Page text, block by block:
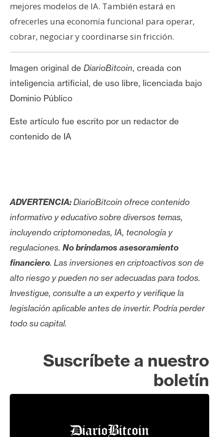
mejores modelos de IA. También estará en
ofrecerles una economía funcional para operar,
cobrar, negociar y coordinarse sin fricción.
Imagen original de DiarioBitcoin, creada con
inteligencia artificial, de uso libre, licenciada bajo
Dominio Público
Este artículo fue escrito por un redactor de
contenido de IA
ADVERTENCIA:DiarioBitcoin ofrece contenido
informativo y educativo sobre diversos temas,
incluyendo criptomonedas, IA, tecnología y
regulaciones. No brindamos asesoramiento
financiero. Las inversiones en criptoactivos son de
alto riesgo y pueden no ser adecuadas para todos.
Investigue, consulte a un experto y verifique la
legislación aplicable antes de invertir. Podría perder
todo su capital.
Suscríbete a nuestro
boletín